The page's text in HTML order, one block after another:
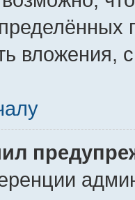
вложения,